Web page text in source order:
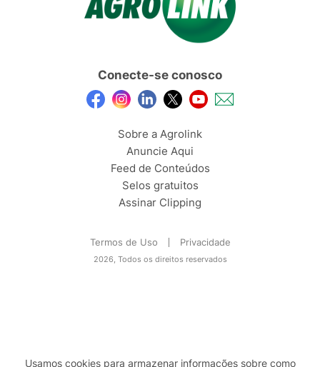
Conecte-se conosco
Sobre a Agrolink
Anuncie Aqui
Feed de Conteúdos
Selos gratuitos
Assinar Clipping
Termos de Uso Privacidade
2026, Todos os direitos reservados
Usamos cookies para armazenar informações sobre como